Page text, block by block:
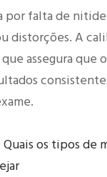
por falta de
distorções. A
assegura que
Quais os tipos de